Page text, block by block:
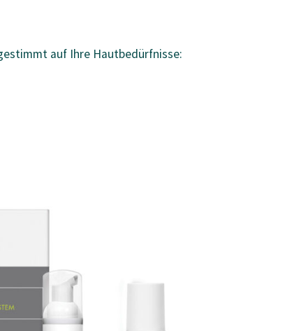
auf Ihre Hautbedürfnisse: